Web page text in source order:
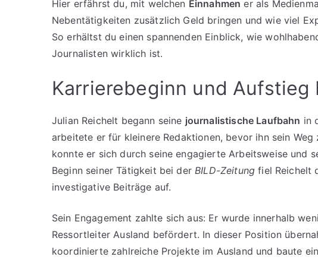
Hier erfährst du, mit welchen Einnahmen er als
Nebentätigkeiten zusätzlich Geld bringen und wie viel
So erhältst du einen spannenden Einblick, wie
Journalisten wirklich ist.
Karrierebeginn und
Julian Reichelt begann seine journalistische Laufbahn in
arbeitete er für kleinere Redaktionen, bevor ihn sein
konnte er sich durch seine engagierte Arbeitsweise und
Beginn seiner Tätigkeit bei der BILD-Zeitung fiel Reichelt
investigative Beiträge auf.
Sein Engagement zahlte sich aus: Er wurde innerhalb
Ressortleiter Ausland befördert. In dieser Position
koordinierte zahlreiche Projekte im Ausland und baute